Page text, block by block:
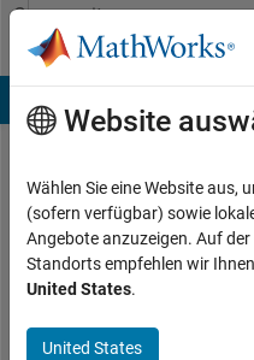
Weiter zum Inhalt
Community
Profile
Shubham
Last
seen:
etwa
2
Jahre
Website
Wählen Sie eine Website aus,
(sofern verfügbar) sowie
Angebote anzuzeigen. Auf
Standorts empfehlen wir
United States.
United States